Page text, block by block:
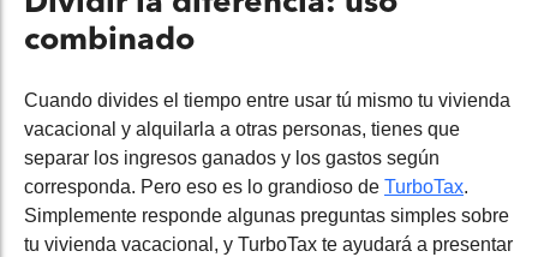
combinado
Cuando divides el tiempo entre usar tú mismo tu vivienda
vacacional y alquilarla a otras personas, tienes que
separar los ingresos ganados y los gastos según
corresponda. Pero eso es lo grandioso de TurboTax.
Simplemente responde algunas preguntas simples sobre
tu vivienda vacacional, y TurboTax te ayudará a presentar